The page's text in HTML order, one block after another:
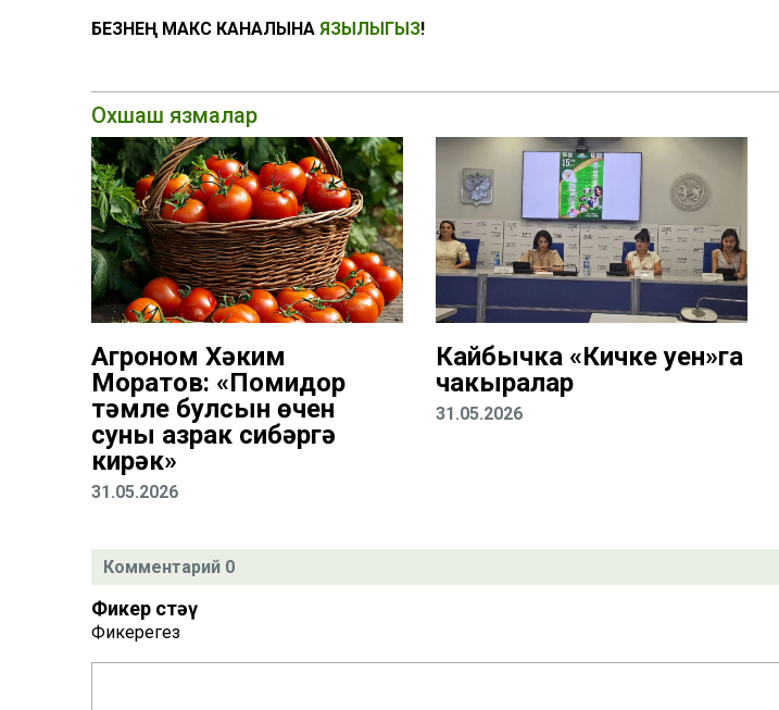
БЕЗНЕҢ МАКС КАНАЛЫНА ЯЗЫЛЫГЫЗ!
Охшаш язмалар
Агроном Хәким
Моратов: «Помидор
тәмле булсын өчен
суны азрак сибәргә
кирәк»
31.05.2026
Кайбычка «Кичке уен»га
чакыралар
31.05.2026
Комментарий 0
Фикер өстәү
Фикерегез